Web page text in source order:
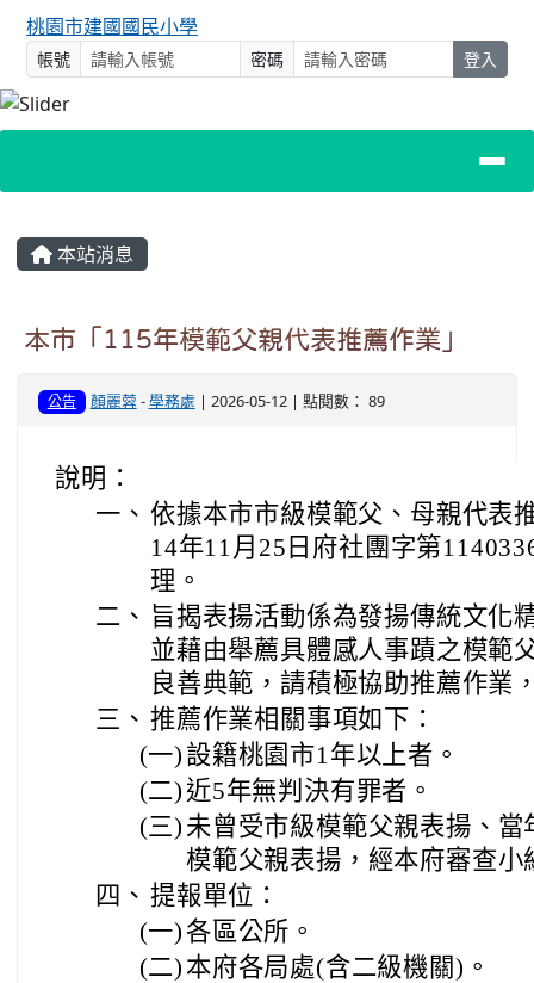
桃園市建國國民小學
帳號 密碼 登入
主內容區域
本站消息
本市「115年模範父親代表推薦作業」
公告 顏麗蓉-學務處 | 2026-05-12 | 點閱數： 89
說明：
一、 依據本市市級模範父、母親代表
14年11月25日府社團字第
理。
二、 旨揭表揚活動係為發揚傳統文化
並藉由舉薦具體感人事蹟之模範
良善典範，請積極協助推薦作業
三、 推薦作業相關事項如下：
(一) 設籍桃園市1年以上者。
(二) 近5年無判決有罪者。
(三) 未曾受市級模範父親表揚、
模範父親表揚，經本府審查
四、 提報單位：
(一)各區公所。
(二) 本府各局處(含二級機關)。